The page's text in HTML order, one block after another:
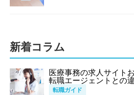
新着コラム
医療事務の求人サイト
転職エージェントとの
転職ガイド